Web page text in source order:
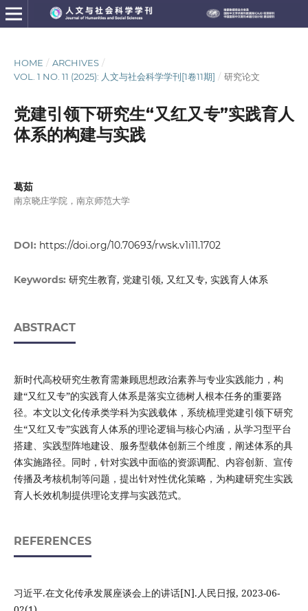
HOME / ARCHIVES /
VOL. 1 NO. 11 (2025): 人文与社会科学学刊[1卷11期] / 研究论文
党建引领下研究生“又红又专”实践育人
体系的构建与实践
葛茹
南京晓庄学院，南京师范大学
DOI: https://doi.org/10.70693/rwsk.v1i11.1702
Keywords: 研究生教育, 党建引领, 又红又专, 实践育人体系
ABSTRACT
新时代高校研究生教育需兼顾思想政治素养与专业实践能力，构
建“又红又专”的实践育人体系是落实立德树人根本任务的重要路
径。本文以文化传承类学科为实践载体，系统梳理党建引领下研究
生“又红又专”实践育人体系的理论逻辑与核心内涵，从学习型平台
搭建、实践型阵地建设、服务型载体创新三个维度，阐述体系的具
体实施路径。同时，针对实践中面临的资源调配、内容创新、宣传
传播及考核机制等问题，提出针对性优化策略，为构建研究生实践
育人长效机制提供理论支撑与实践范式。
REFERENCES
习近平.在文化传承发展座谈会上的讲话[N].人民日报, 2023-06-